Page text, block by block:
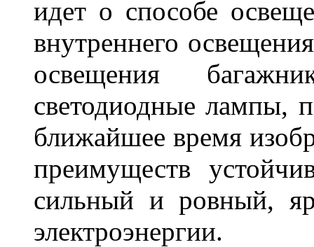
идет о способе
внутреннего
освещения
светодиодные лампы,
ближайшее время
преимуществ
сильный и ровный,
электроэнергии.